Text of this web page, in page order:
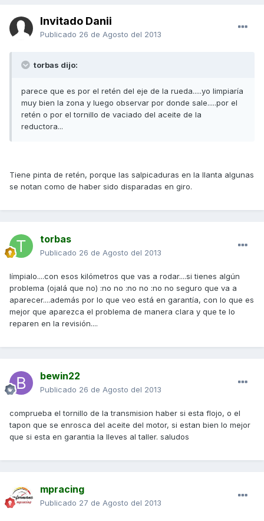
Invitado Danii
Publicado 26 de Agosto del 2013
torbas dijo:
parece que es por el retén del eje de la rueda.....yo limpiaría
muy bien la zona y luego observar por donde sale.....por el
retén o por el tornillo de vaciado del aceite de la
reductora...
Tiene pinta de retén, porque las salpicaduras en la llanta algunas
se notan como de haber sido disparadas en giro.
torbas
Publicado 26 de Agosto del 2013
límpialo....con esos kilómetros que vas a rodar....si tienes algún
problema (ojalá que no) :no no :no no :no no seguro que va a
aparecer....además por lo que veo está en garantía, con lo que es
mejor que aparezca el problema de manera clara y que te lo
reparen en la revisión....
bewin22
Publicado 26 de Agosto del 2013
comprueba el tornillo de la transmision haber si esta flojo, o el
tapon que se enrosca del aceite del motor, si estan bien lo mejor
que si esta en garantia la lleves al taller. saludos
mpracing
Publicado 27 de Agosto del 2013